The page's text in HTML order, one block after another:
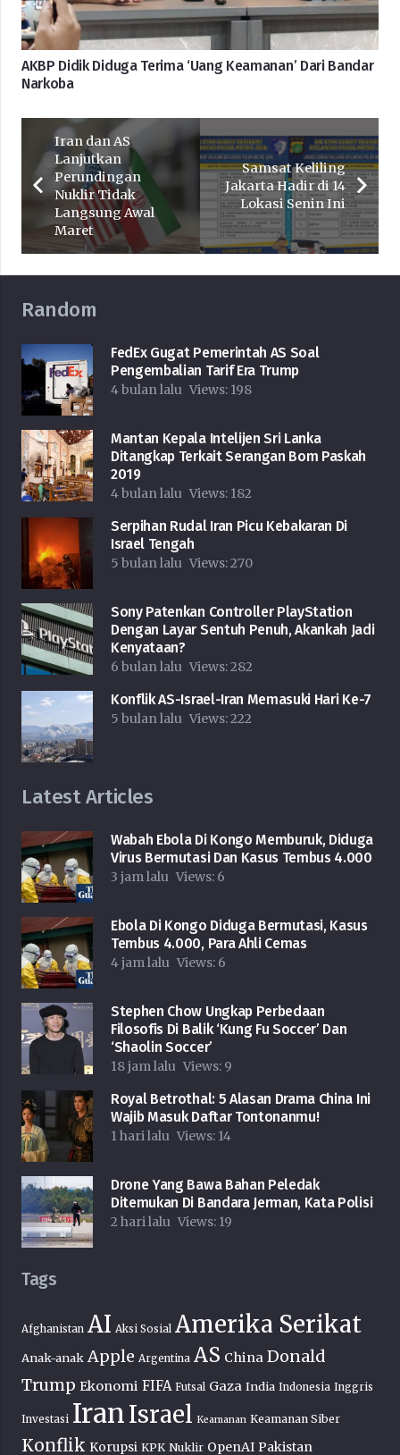
AKBP Didik Diduga Terima ‘Uang Keamanan’ Dari Bandar
Narkoba
Iran dan AS
Lanjutkan
Perundingan
Nuklir Tidak
Langsung Awal
Maret
Samsat Keliling
Jakarta Hadir di 14
Lokasi Senin Ini
Random
FedEx Gugat Pemerintah AS Soal
Pengembalian Tarif Era Trump
4 bulan lalu Views: 198
Mantan Kepala Intelijen Sri Lanka
Ditangkap Terkait Serangan Bom Paskah
2019
4 bulan lalu Views: 182
Serpihan Rudal Iran Picu Kebakaran Di
Israel Tengah
5 bulan lalu Views:270
Sony Patenkan Controller PlayStation
Dengan Layar Sentuh Penuh, Akankah Jadi
Kenyataan?
6 bulan lalu Views:282
Konflik AS-Israel-Iran Memasuki Hari Ke-7
5 bulan lalu Views:222
Latest Articles
Wabah Ebola Di Kongo Memburuk, Diduga
Virus Bermutasi Dan Kasus Tembus 4.000
3 jam lalu Views: 6
Ebola Di Kongo Diduga Bermutasi, Kasus
Tembus 4.000, Para Ahli Cemas
4 jam lalu Views: 6
Stephen Chow Ungkap Perbedaan
Filosofis Di Balik ‘Kung Fu Soccer’ Dan
‘Shaolin Soccer’
18 jam lalu Views: 9
Royal Betrothal: 5 Alasan Drama China Ini
Wajib Masuk Daftar Tontonanmu!
1 hari lalu Views: 14
Drone Yang Bawa Bahan Peledak
Ditemukan Di Bandara Jerman, Kata Polisi
2 hari lalu Views: 19
Tags
Afghanistan AI Aksi Sosial Amerika Serikat
Anak-anak Apple Argentina AS China Donald
Trump Ekonomi FIFA Futsal Gaza India Indonesia Inggris
Investasi IranIsrael Keamanan Keamanan Siber
Konflik Korupsi KPK Nuklir OpenAI Pakistan